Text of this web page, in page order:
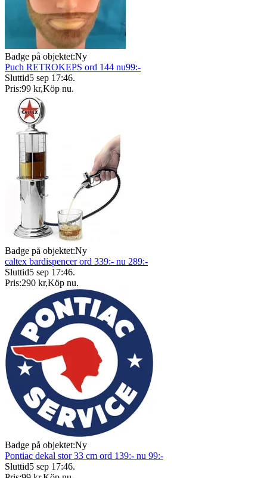
Badge på objektet:Ny
Puch RETROKEPS ord 144 nu99:-
Sluttid5 sep 17:46.
Pris:99 kr,Köp nu.
Badge på objektet:Ny
caltex bardispencer ord 339:- nu 289:-
Sluttid5 sep 17:46.
Pris:290 kr,Köp nu.
Badge på objektet:Ny
Pontiac dekal stor 33 cm ord 139:- nu 99:-
Sluttid5 sep 17:46.